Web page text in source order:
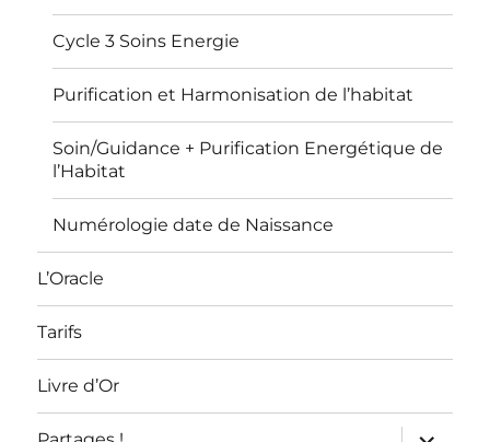
Cycle 3 Soins Energie
Purification et Harmonisation de l’habitat
Soin/Guidance + Purification Energétique de
l’Habitat
Numérologie date de Naissance
L’Oracle
Tarifs
Livre d’Or
ouvrir